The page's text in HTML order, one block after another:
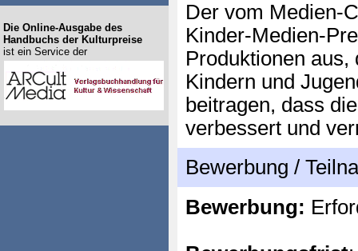
Der vom Medien-
Kinder-Medien-
Produktionen
Kindern und
beitragen, dass
verbessert und
Bewerbung /
Bewerbung:
Die Online-Ausgabe des
Handbuchs der Kulturpreise
ist ein Service der